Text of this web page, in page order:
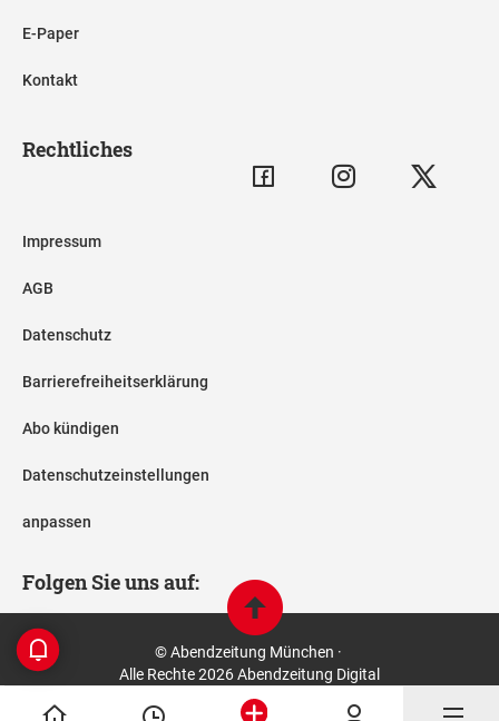
E-Paper
Kontakt
Rechtliches
Impressum
AGB
Datenschutz
Barrierefreiheitserklärung
Abo kündigen
Datenschutzeinstellungen
anpassen
Folgen Sie uns auf:
© Abendzeitung München ·
Alle Rechte 2026 Abendzeitung Digital